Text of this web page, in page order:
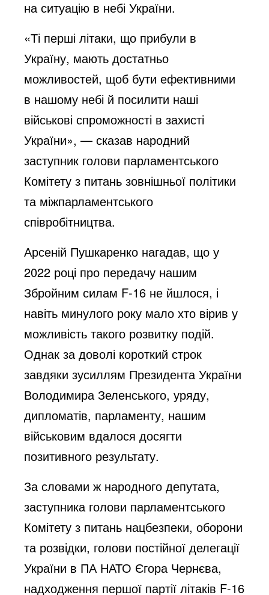
на ситуацію в небі України.
«Ті перші літаки, що прибули в
Україну, мають достатньо
можливостей, щоб бути ефективними
в нашому небі й посилити наші
військові спроможності в захисті
України», — сказав народний
заступник голови парламентського
Комітету з питань зовнішньої політики
та міжпарламентського
співробітництва.
Арсеній Пушкаренко нагадав, що у
2022 році про передачу нашим
Збройним силам F-16 не йшлося, і
навіть минулого року мало хто вірив у
можливість такого розвитку подій.
Однак за доволі короткий строк
завдяки зусиллям Президента України
Володимира Зеленського, уряду,
дипломатів, парламенту, нашим
військовим вдалося досягти
позитивного результату.
За словами ж народного депутата,
заступника голови парламентського
Комітету з питань нацбезпеки, оборони
та розвідки, голови постійної делегації
України в ПА НАТО Єгора Чернєва,
надходження першої партії літаків F-16